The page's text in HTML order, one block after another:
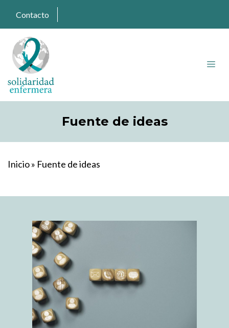
Contacto
Fuente de ideas
Inicio» Fuente de ideas